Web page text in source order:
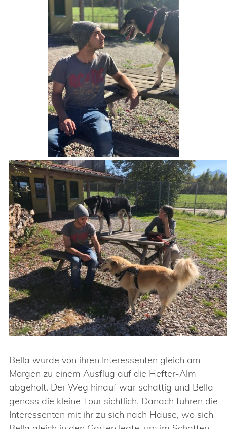
Bella wurde von ihren Interessenten gleich am
Morgen zu einem Ausflug auf die Hefter-Alm
abgeholt. Der Weg hinauf war schattig und Bella
genoss die kleine Tour sichtlich. Danach fuhren die
Interessenten mit ihr zu sich nach Hause, wo sich